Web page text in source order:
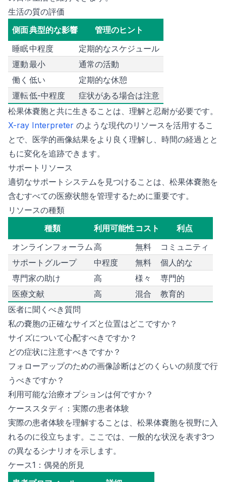
生活の質の評価
側面典型的な影響
管理のヒント
睡眠中程度
定期的なスケジュール
運動最小
通常の活動
働く 低い
定期的な休憩
運転低-中程度
症状がある場合は注意
松果体嚢胞と共に生きることは、理解と忍耐が必要です。
X-ray Interpreter のような現代のリソースを活用するこ
とで、医学的画像結果をより良く理解し、時間の経過とと
もに変化を追跡できます。
サポートリソース
適切なサポートシステムを見つけることは、松果体嚢胞を
含むすべての医療状態を管理するために重要です。
リソースの種類
種類
利用可能性 コスト
利点
オンラインフォーラム高 無料
コミュニティ
サポートグループ
中程度 無料
個人的な
専門家の助け
高 様々
専門的
医療文献
高 混合
教育的
医者に聞くべき質問
私の嚢胞の正確なサイズと位置はどこですか？
サイズについて心配すべきですか？
どの症状に注意すべきですか？
フォローアップのための画像診断はどのくらいの頻度で行
うべきですか？
利用可能な治療オプションは何ですか？
ケーススタディ：実際の患者体験
実際の患者体験を理解することは、松果体嚢胞を視野に入
れるのに役立ちます。ここでは、一般的な状況を表す3つ
の異なるシナリオを示します。
ケース1：偶発的所見